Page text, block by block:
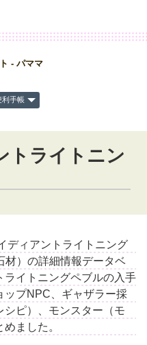
- パママ
利手帳
トライトニン
ディアントライトニング
材）の詳細情報データベ
ライトニングペブルの入手
ップNPC、ギャザラー採
ピ）、モンスター（モ
ました。